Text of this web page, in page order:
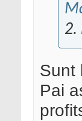
2.
Sunt
Pai